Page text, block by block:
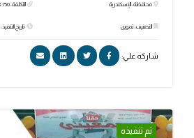
محافظة: الإسكندرية
التصنيف: تموين
التكلفة: 8.750 مليون جنيه
تاريخ التنفيذ: مايو ٢٠٢٠
شاركه علي:
تم تنفيذه